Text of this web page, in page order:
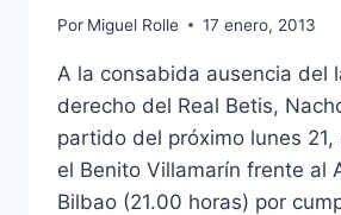
Por Miguel Rolle 17 enero, 2013
A la consabida ausencia del
derecho del Real Betis,
partido del próximo lunes 21,
el Benito Villamarín frente al
Bilbao (21.00 horas) por